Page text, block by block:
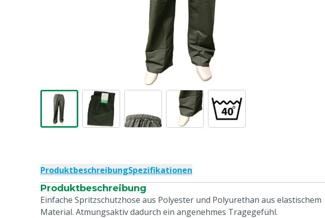
ProduktbeschreibungSpezifikationen
Produktbeschreibung
Einfache Spritzschutzhose aus Polyester und Polyurethan aus elastischem
Material. Atmungsaktiv dadurch ein angenehmes Tragegefühl.